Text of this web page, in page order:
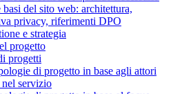
basi del sito web: architettura,
privacy, riferimenti DPO
e strategia
progetto
progetti
di progetto in base agli attori
servizio